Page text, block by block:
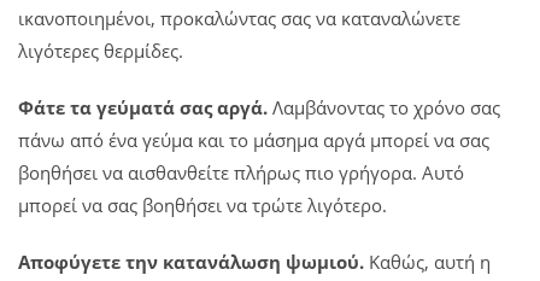
ικανοποιημένοι, προκαλώντας σας να καταναλώνετε
λιγότερες θερμίδες.
Φάτε τα γεύματά σας αργά. Λαμβάνοντας το χρόνο σας
πάνω από ένα γεύμα και το μάσημα αργά μπορεί να σας
βοηθήσει να αισθανθείτε πλήρως πιο γρήγορα. Αυτό
μπορεί να σας βοηθήσει να τρώτε λιγότερο.
Αποφύγετε την κατανάλωση ψωμιού. Καθώς, αυτή η